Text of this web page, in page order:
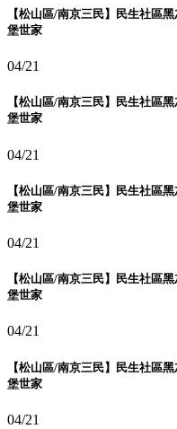
【松山區/南京三民】民生社區
堡世家
04/21
【松山區/南京三民】民生社區
堡世家
04/21
【松山區/南京三民】民生社區
堡世家
04/21
【松山區/南京三民】民生社區
堡世家
04/21
【松山區/南京三民】民生社區
堡世家
04/21